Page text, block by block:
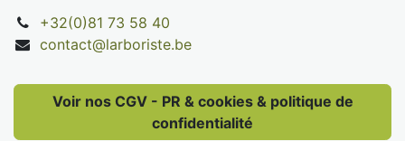
+32(0)81 73 58 40
contact@larboriste.be
Voir nos CGV - PR & cookies & politique de
confidentialité